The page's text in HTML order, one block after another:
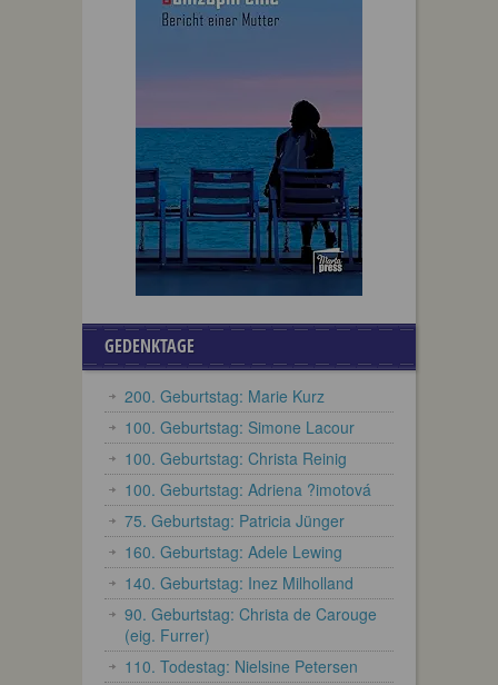
GEDENKTAGE
200. Geburtstag: Marie Kurz
100. Geburtstag: Simone Lacour
100. Geburtstag: Christa Reinig
100. Geburtstag: Adriena ?imotová
75. Geburtstag: Patricia Jünger
160. Geburtstag: Adele Lewing
140. Geburtstag: Inez Milholland
90. Geburtstag: Christa de Carouge
(eig. Furrer)
110. Todestag: Nielsine Petersen